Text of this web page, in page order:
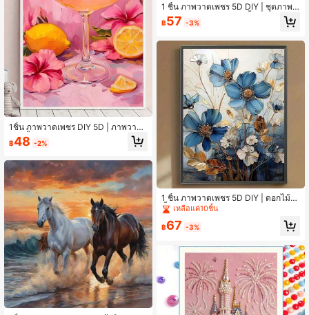
1ชิ้น ภาพวาดเพชร DIY 5D | ภาพวาดเ
พชรน้ำผลไม้สีชมพูแสนอร่อย เหมาะสำ
หรับผู้ใหญ่ ภาพวาดทำมือคริสต์มาสสีช
เพชรผ่อนคลาย ฝึกทักษะ DIY และสมาธิ
ของขวัญวันหยุด DIY ที่ดีที่สุด
฿48 -2%
1 ชิ้น ภาพวาดเพชร 5D DIY | ชุดภาพว
าดเพชรศิลปะสัตว์น่ารัก พื้นหลังลายทา
ง ลายเป็ดสับสนน่ารัก ภาพวาดเพชรสำ
ด้วยภาพวาดเพชร ศิลปะผนังทำมือ DIY
สนุกกับการลงมือทำ ของขวัญที่ดีที่สุด
สำหรับเพื่อน
฿57 -3%
1 ชิ้น ภาพวาดเพชร 5D DIY | ดอกไม้สี
น้ำเงินหรูหรา ใบไม้สีทอง รายละเอียดก
ลีบดอกไม้ที่ประณีต ชุดภาพวาดเพชร D
IY พื้นหลังสีกลางนุ่มนวล สีน้ำเงินไล่ระดั
าใบ ภาพวาดเพชรตกแต่งบ้าน ชุดโมเส
ก DIY ศิลปะผนังของคุณเอง สนุกกับการ
ทำงานฝีมือด้วยมือ ของขวัญที่ดีที่สุดสำ
หรับเพื่อน
เหลือแค่10ชิ้น
฿67 -3%